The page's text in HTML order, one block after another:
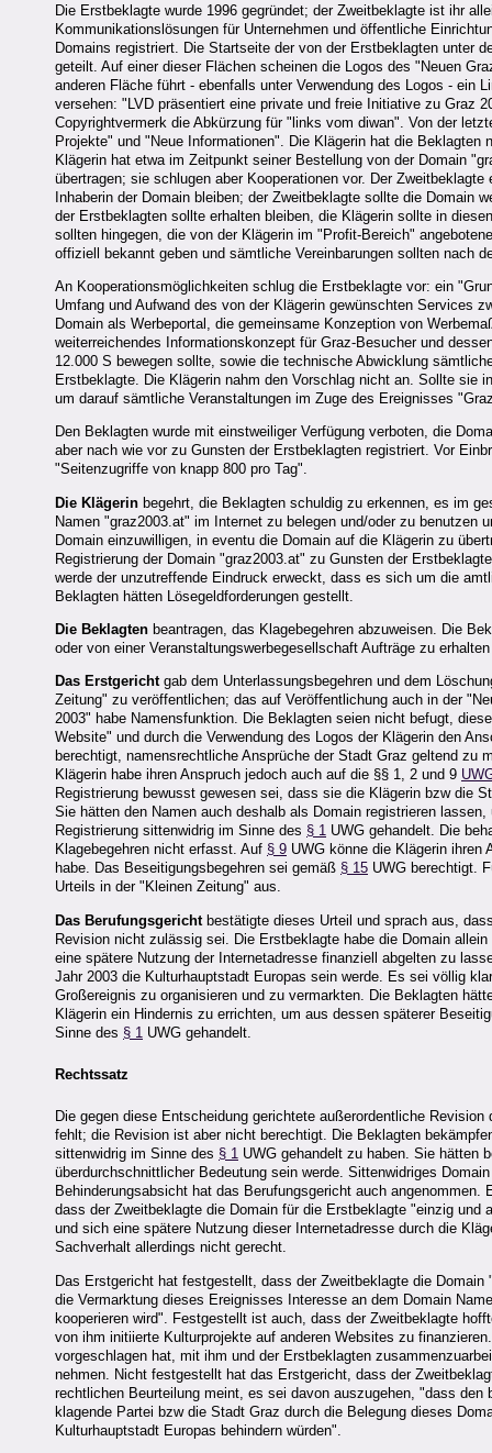
Die Erstbeklagte wurde 1996 gegründet; der Zweitbeklagte ist ihr
Kommunikationslösungen für Unternehmen und öffentliche
Domains registriert. Die Startseite der von der Erstbeklagten unter
geteilt. Auf einer dieser Flächen scheinen die Logos des "Neuen
anderen Fläche führt - ebenfalls unter Verwendung des Logos -
versehen: "LVD präsentiert eine private und freie Initiative zu Graz
Copyrightvermerk die Abkürzung für "links vom diwan". Von der
Projekte" und "Neue Informationen". Die Klägerin hat die
Klägerin hat etwa im Zeitpunkt seiner Bestellung von der Domain
übertragen; sie schlugen aber Kooperationen vor. Der
Inhaberin der Domain bleiben; der Zweitbeklagte sollte die Domain
der Erstbeklagten sollte erhalten bleiben, die Klägerin sollte in
sollten hingegen, die von der Klägerin im "Profit-Bereich"
offiziell bekannt geben und sämtliche Vereinbarungen sollten nach
An Kooperationsmöglichkeiten schlug die Erstbeklagte vor: ein
Umfang und Aufwand des von der Klägerin gewünschten Services
Domain als Werbeportal, die gemeinsame Konzeption von
weiterreichendes Informationskonzept für Graz-Besucher und
12.000 S bewegen sollte, sowie die technische Abwicklung
Erstbeklagte. Die Klägerin nahm den Vorschlag nicht an. Sollte sie
um darauf sämtliche Veranstaltungen im Zuge des Ereignisses
Den Beklagten wurde mit einstweiliger Verfügung verboten, die
aber nach wie vor zu Gunsten der Erstbeklagten registriert. Vor
"Seitenzugriffe von knapp 800 pro Tag".
Die Klägerin begehrt, die Beklagten schuldig zu erkennen, es im
Namen "graz2003.at" im Internet zu belegen und/oder zu
Domain einzuwilligen, in eventu die Domain auf die Klägerin zu
Registrierung der Domain "graz2003.at" zu Gunsten der
werde der unzutreffende Eindruck erweckt, dass es sich um die
Beklagten hätten Lösegeldforderungen gestellt.
Die Beklagten beantragen, das Klagebegehren abzuweisen. Die
oder von einer Veranstaltungswerbegesellschaft Aufträge zu
Das Erstgerichtgab dem Unterlassungsbegehren und dem
Zeitung" zu veröffentlichen; das auf Veröffentlichung auch in der
2003" habe Namensfunktion. Die Beklagten seien nicht befugt,
Website" und durch die Verwendung des Logos der Klägerin den
berechtigt, namensrechtliche Ansprüche der Stadt Graz geltend
Klägerin habe ihren Anspruch jedoch auch auf die §§ 1, 2 und 9
Registrierung bewusst gewesen sei, dass sie die Klägerin bzw die
Sie hätten den Namen auch deshalb als Domain registrieren
Registrierung sittenwidrig im Sinne des § 1 UWG gehandelt. Die
Klagebegehren nicht erfasst. Auf § 9 UWG könne die Klägerin
habe. Das Beseitigungsbegehren sei gemäß § 15 UWG berechtigt.
Urteils in der "Kleinen Zeitung" aus.
Das Berufungsgericht bestätigte dieses Urteil und sprach aus,
Revision nicht zulässig sei. Die Erstbeklagte habe die Domain
eine spätere Nutzung der Internetadresse finanziell abgelten zu
Jahr 2003 die Kulturhauptstadt Europas sein werde. Es sei völlig
Großereignis zu organisieren und zu vermarkten. Die Beklagten
Klägerin ein Hindernis zu errichten, um aus dessen späterer
Sinne des § 1 UWG gehandelt.
Rechtssatz
Die gegen diese Entscheidung gerichtete außerordentliche
fehlt; die Revision ist aber nicht berechtigt. Die Beklagten
sittenwidrig im Sinne des § 1 UWG gehandelt zu haben. Sie hätten
überdurchschnittlicher Bedeutung sein werde. Sittenwidriges
Behinderungsabsicht hat das Berufungsgericht auch
dass der Zweitbeklagte die Domain für die Erstbeklagte "einzig
und sich eine spätere Nutzung dieser Internetadresse durch die
Sachverhalt allerdings nicht gerecht.
Das Erstgericht hat festgestellt, dass der Zweitbeklagte die
die Vermarktung dieses Ereignisses Interesse an dem Domain
kooperieren wird". Festgestellt ist auch, dass der Zweitbeklagte
von ihm initiierte Kulturprojekte auf anderen Websites zu
vorgeschlagen hat, mit ihm und der Erstbeklagten
nehmen. Nicht festgestellt hat das Erstgericht, dass der
rechtlichen Beurteilung meint, es sei davon auszugehen, "dass
klagende Partei bzw die Stadt Graz durch die Belegung dieses
Kulturhauptstadt Europas behindern würden".